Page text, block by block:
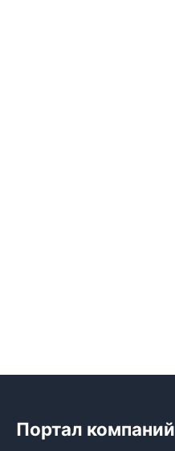
Портал компаний